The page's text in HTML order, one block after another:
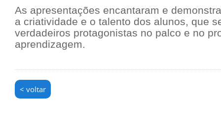
As apresentações encantaram e
a criatividade e o talento dos alunos, que
verdadeiros protagonistas no palco e no
aprendizagem.
< voltar